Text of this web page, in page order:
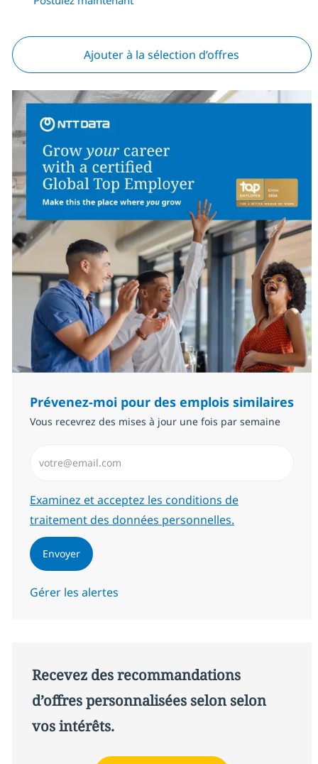
Ajouter à la sélection d’offres
Prévenez-moi pour des emplois similaires
Vous recevrez des mises à jour une fois par semaine
Required
Examinez et acceptez les conditions de
traitement des données personnelles.
Envoyer
Gérer les alertes
Recevez des recommandations
d’offres personnalisées selon selon
vos intérêts.